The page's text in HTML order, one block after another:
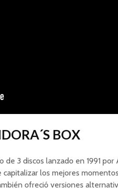
BOX
3 discos lanzado en 1991 por
los mejores
ofreció versiones